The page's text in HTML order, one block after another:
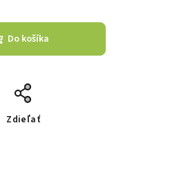
Do košíka
Zdieľať